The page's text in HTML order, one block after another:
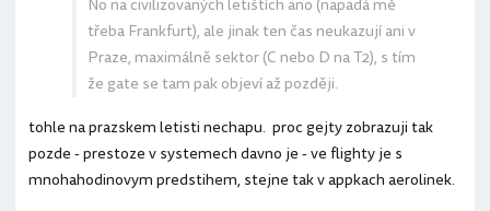
No na civilizovaných letištích ano (napadá mě
třeba Frankfurt), ale jinak ten čas neukazují ani v
Praze, maximálně sektor (C nebo D na T2), s tím
že gate se tam pak objeví až později.
tohle na prazskem letisti nechapu. proc gejty zobrazuji tak
pozde - prestoze v systemech davno je - ve flighty je s
mnohahodinovym predstihem, stejne tak v appkach aerolinek.